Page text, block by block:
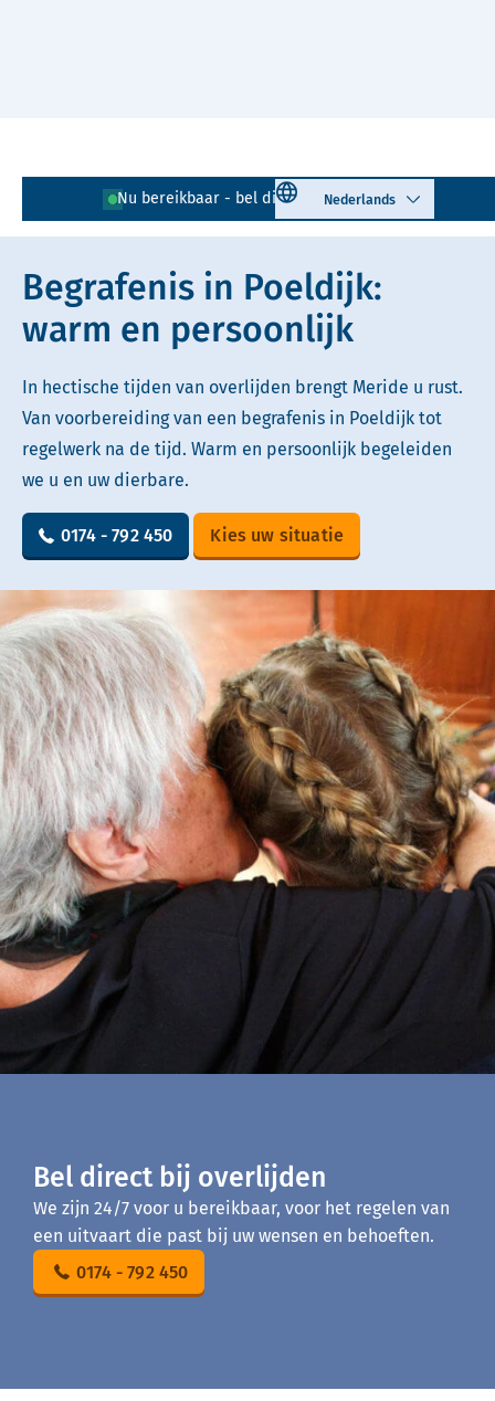
Nu bereikbaar - bel direct! 0174 - 792 450
Select language
Lees voor Uitleg woorden
Simpele tekst
Begrafenis in Poeldijk:
warm en persoonlijk
In hectische tijden van overlijden brengt Meride u rust.
Van voorbereiding van een begrafenis in Poeldijk tot
regelwerk na de tijd. Warm en persoonlijk begeleiden
we u en uw dierbare.
0174 - 792 450 Kies uw situatie
Bel direct bij overlijden
We zijn 24/7 voor u bereikbaar, voor het regelen van
een uitvaart die past bij uw wensen en behoeften.
0174 - 792 450